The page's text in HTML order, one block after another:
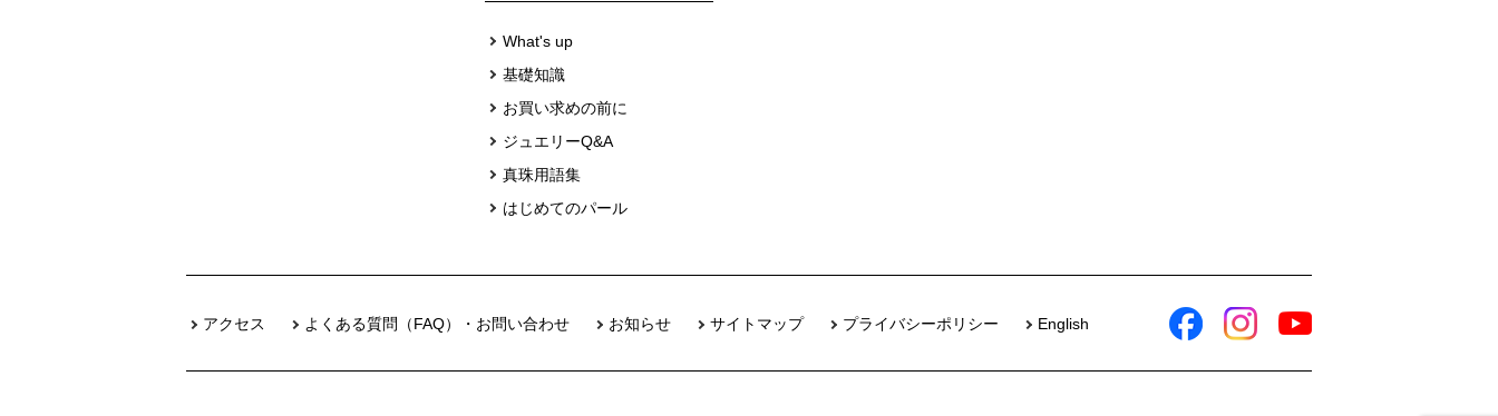
What's up
基礎知識
お買い求めの前に
ジュエリーQ&A
真珠用語集
はじめてのパール
アクセス よくある質問（FAQ）・お問い合わせ お知らせ サイトマップ プライバシーポリシー English